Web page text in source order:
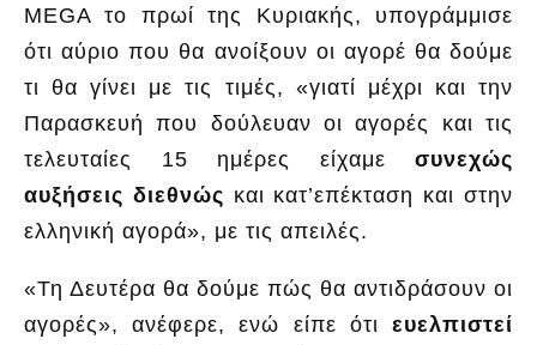
MEGA το πρωί της Κυριακής, υπογράμμισε
ότι αύριο που θα ανοίξουν οι αγορέ θα δούμε
τι θα γίνει με τις τιμές, «γιατί μέχρι και την
Παρασκευή που δούλευαν οι αγορές και τις
τελευταίες 15 ημέρες είχαμε συνεχώς
αυξήσεις διεθνώς και κατ’επέκταση και στην
ελληνική αγορά», με τις απειλές.
«Τη Δευτέρα θα δούμε πώς θα αντιδράσουν οι
αγορές», ανέφερε, ενώ είπε ότι ευελπιστεί